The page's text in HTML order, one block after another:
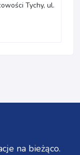
Tychy, ul.
na bieżąco.